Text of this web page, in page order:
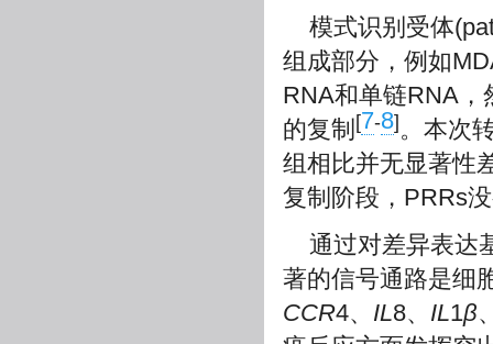
模式识别受体
组成部分，例如
RNA和单链RNA，
的复制 [7-8]。本次
组相比并无显著性
复制阶段，PRRs
通过对差异表达
著的信号通路是细
CCR4、 IL8、 IL1β